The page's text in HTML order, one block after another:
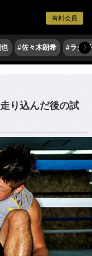
有料会員
#佐々木朗希 #ラグ〉
り込んだ後の試